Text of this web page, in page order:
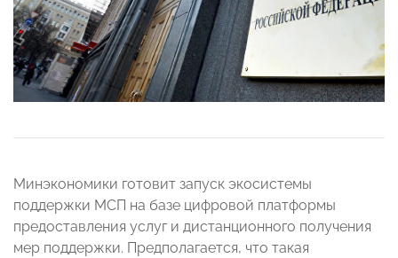
Минэкономики готовит запуск экосистемы
поддержки МСП на базе цифровой платформы
предоставления услуг и дистанционного получения
мер поддержки. Предполагается, что такая